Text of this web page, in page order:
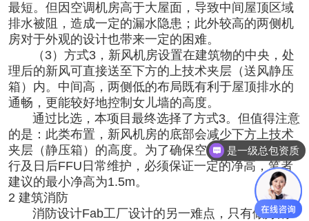
最短。但因空调机房高于大屋面，导致中间屋顶区域
排水被阻，造成一定的漏水隐患；此外较高的两侧机
房对于外观的设计也带来一定的困难。
（3）方式3，新风机房设置在建筑物的中央，处
理后的新风可直接送至下方的上技术夹层（送风静压
箱）内。中间高，两侧低的布局既有利于屋顶排水的
通畅，更能较好地控制女儿墙的高度。
通过比选，本项目最终选择了方式3。但值得注意
的是：此类布置，新风机房的底部会减少下方上技术
夹层（静压箱）的高度。为了确保空气气流的平稳运
行及日后FFU日常维护，必须保证一定的净高，笔者
建议的最小净高为1.5m。
2 建筑消防
消防设计Fab工厂设计的另一难点，只有做好消
是一级总包资质